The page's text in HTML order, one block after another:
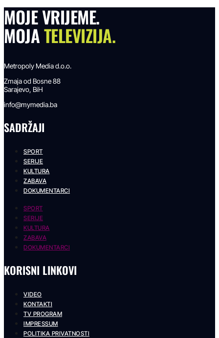
MOJE VRIJEME.
MOJATELEVIZIJA.
Metropoly Media d.o.o.
Zmaja od Bosne 88
Sarajevo, BiH
info@mymedia.ba
SADRŽAJI
SPORT
SERIJE
KULTURA
ZABAVA
DOKUMENTARCI
SPORT
SERIJE
KULTURA
ZABAVA
DOKUMENTARCI
KORISNI LINKOVI
VIDEO
KONTAKTI
TV PROGRAM
IMPRESSUM
POLITIKA PRIVATNOSTI